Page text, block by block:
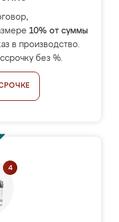
10% от суммы
в производство.
без %.